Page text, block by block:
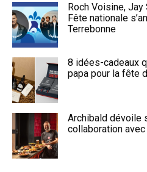
Roch Voisine, Jay
Fête nationale
Terrebonne
8 idées-cadeaux
papa pour la fête
Archibald dévoile
collaboration